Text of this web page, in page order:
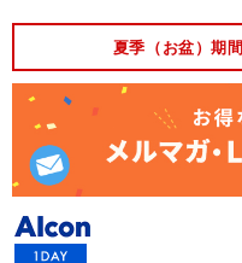
夏季（お盆）期